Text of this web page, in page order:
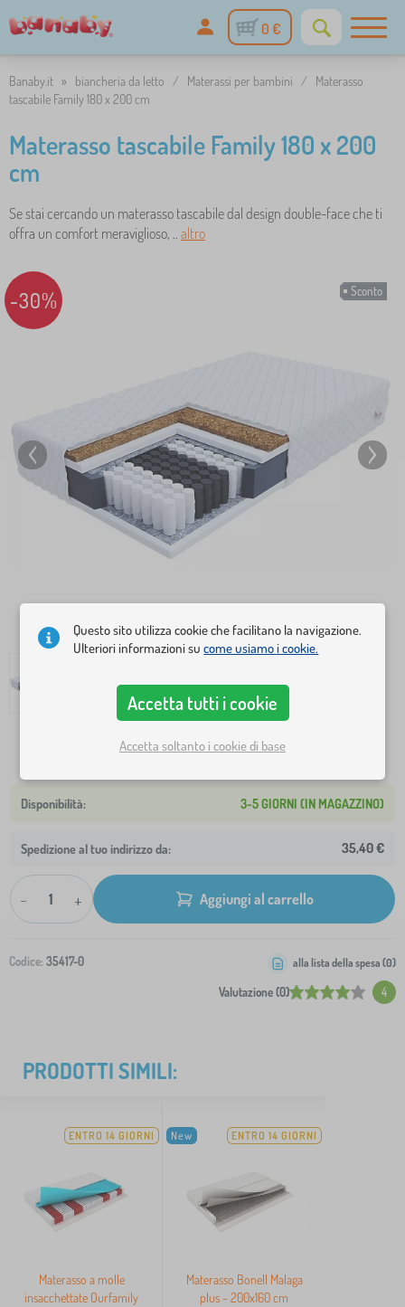
0 €
Banaby.it » biancheria da letto / Materassi per bambini /
Materasso
tascabile Family 180 x 200 cm
Materasso tascabile Family 180 x 200
cm
Se stai cercando un materasso tascabile dal design double-face che ti
offra un comfort meraviglioso, .. altro
Sconto
-30%
3-5 GIORNI (IN MAGAZZINO)
Spedizione al tuo indirizzo da: 35,40 €
- + Aggiungi al carrello
Codice: 35417-0
Valutazione (0) 4
alla lista della spesa (0)
PRODOTTI SIMILI:
ENTRO 14 GIORNI
Materasso a molle
insacchettate Ourfamily
New ENTRO 14 GIORNI
Materasso Bonell Malaga
plus - 200x160 cm
Questo sito utilizza cookie che facilitano la navigazione.
Ulteriori informazioni sucome usiamo i cookie.
Accetta tutti i cookie
Accetta soltanto i cookie di base